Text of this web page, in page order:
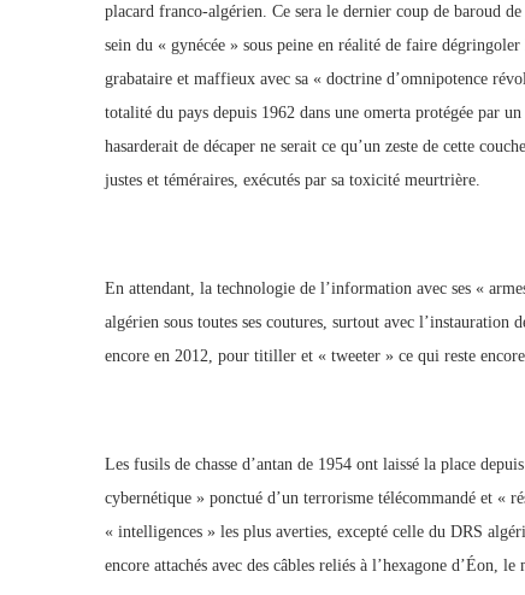
placard franco-algérien. Ce sera le dernier coup de baroud
sein du « gynécée » sous peine en réalité de faire
grabataire et maffieux avec sa « doctrine d’omnipotence
totalité du pays depuis 1962 dans une omerta protégée par
hasarderait de décaper ne serait ce qu’un zeste de cette
justes et téméraires, exécutés par sa toxicité meurtrière.
En attendant, la technologie de l’information avec ses «
algérien sous toutes ses coutures, surtout avec
encore en 2012, pour titiller et « tweeter » ce qui reste
Les fusils de chasse d’antan de 1954 ont laissé la place
cybernétique » ponctué d’un terrorisme télécommandé et «
« intelligences » les plus averties, excepté celle du DRS
encore attachés avec des câbles reliés à l’hexagone d’Éon, le